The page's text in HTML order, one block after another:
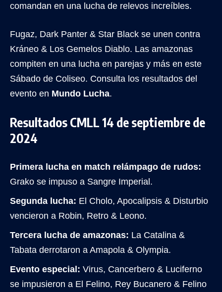
comandan en una lucha de relevos increíbles.
Fugaz, Dark Panter & Star Black se unen contra
Kráneo & Los Gemelos Diablo. Las amazonas
compiten en una lucha en parejas y más en este
Sábado de Coliseo. Consulta los resultados del
evento en Mundo Lucha.
Resultados CMLL 14 de septiembre de
2024
Primera lucha en match relámpago de rudos:
Grako se impuso a Sangre Imperial.
Segunda lucha: El Cholo, Apocalipsis & Disturbio
vencieron a Robin, Retro & Leono.
Tercera lucha de amazonas: La Catalina &
Tabata derrotaron a Amapola & Olympia.
Evento especial: Virus, Cancerbero & Luciferno
se impusieron a El Felino, Rey Bucanero & Felino